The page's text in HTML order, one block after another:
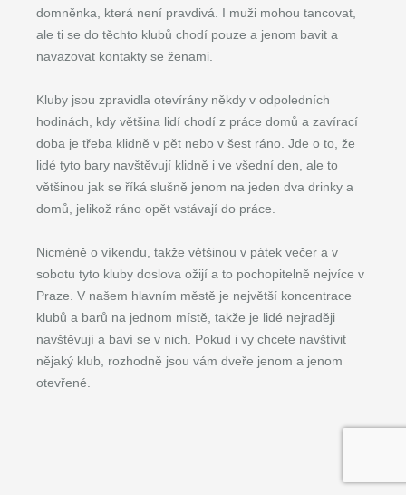
domněnka, která není pravdivá. I muži mohou tancovat,
ale ti se do těchto klubů chodí pouze a jenom bavit a
navazovat kontakty se ženami.
Kluby jsou zpravidla otevírány někdy v odpoledních
hodinách, kdy většina lidí chodí z práce domů a zavírací
doba je třeba klidně v pět nebo v šest ráno. Jde o to, že
lidé tyto bary navštěvují klidně i ve všední den, ale to
většinou jak se říká slušně jenom na jeden dva drinky a
domů, jelikož ráno opět vstávají do práce.
Nicméně o víkendu, takže většinou v pátek večer a v
sobotu tyto kluby doslova ožijí a to pochopitelně nejvíce v
Praze. V našem hlavním městě je největší koncentrace
klubů a barů na jednom místě, takže je lidé nejraději
navštěvují a baví se v nich. Pokud i vy chcete navštívit
nějaký klub, rozhodně jsou vám dveře jenom a jenom
otevřené.